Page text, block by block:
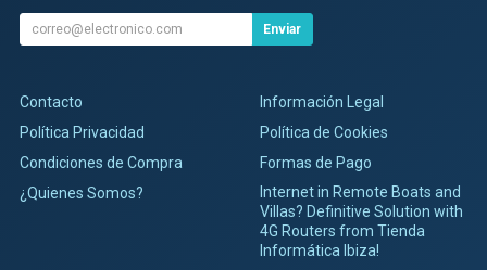
Enviar
Contacto
Información Legal
Política Privacidad
Política de Cookies
Condiciones de Compra
Formas de Pago
¿Quienes Somos?
Internet in Remote Boats and
Villas? Definitive Solution with
4G Routers from Tienda
Informática Ibiza!